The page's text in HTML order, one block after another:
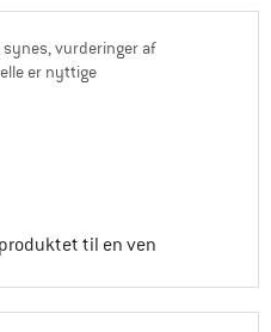
synes, vurderinger af
er nyttige
til en ven